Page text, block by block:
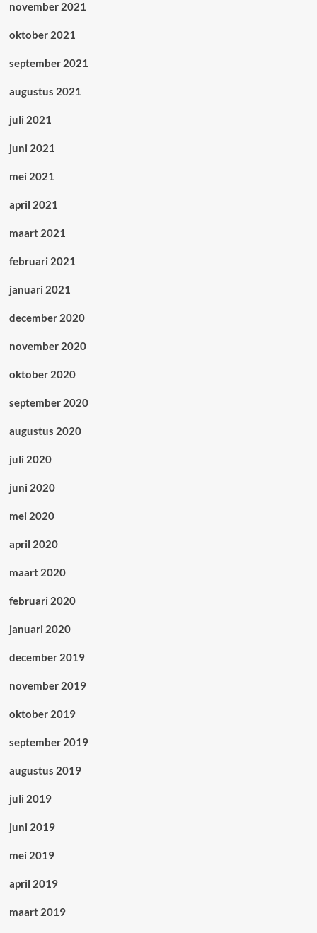
november 2021
oktober 2021
september 2021
augustus 2021
juli 2021
juni 2021
mei 2021
april 2021
maart 2021
februari 2021
januari 2021
december 2020
november 2020
oktober 2020
september 2020
augustus 2020
juli 2020
juni 2020
mei 2020
april 2020
maart 2020
februari 2020
januari 2020
december 2019
november 2019
oktober 2019
september 2019
augustus 2019
juli 2019
juni 2019
mei 2019
april 2019
maart 2019